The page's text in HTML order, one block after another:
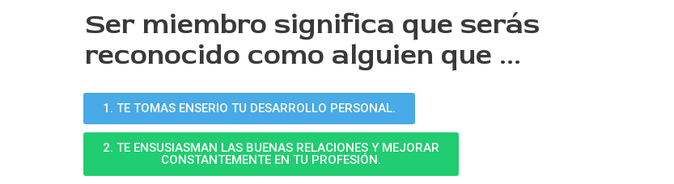
Ser miembro significa que serás
reconocido como alguien que ...
1. TE TOMAS ENSERIO TU DESARROLLO PERSONAL.
2. TE ENSUSIASMAN LAS BUENAS RELACIONES Y MEJORAR
CONSTANTEMENTE EN TU PROFESIÓN.